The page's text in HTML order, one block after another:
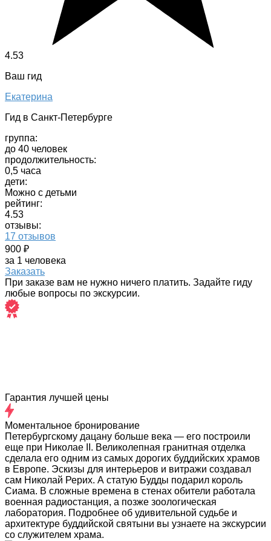
4.53
Ваш гид
Екатерина
Гид в Санкт-Петербурге
группа:
до 40 человек
продолжительность:
0,5 часа
дети:
Можно с детьми
рейтинг:
4.53
отзывы:
17 отзывов
900 ₽
за 1 человека
Заказать
При заказе вам не нужно ничего платить. Задайте гиду
любые вопросы по экскурсии.
Гарантия лучшей цены
Моментальное бронирование
Петербургскому дацану больше века — его построили
еще при Николае II. Великолепная гранитная отделка
сделала его одним из самых дорогих буддийских храмов
в Европе. Эскизы для интерьеров и витражи создавал
сам Николай Рерих. А статую Будды подарил король
Сиама. В сложные времена в стенах обители работала
военная радиостанция, а позже зоологическая
лаборатория. Подробнее об удивительной судьбе и
архитектуре буддийской святыни вы узнаете на экскурсии
со служителем храма.